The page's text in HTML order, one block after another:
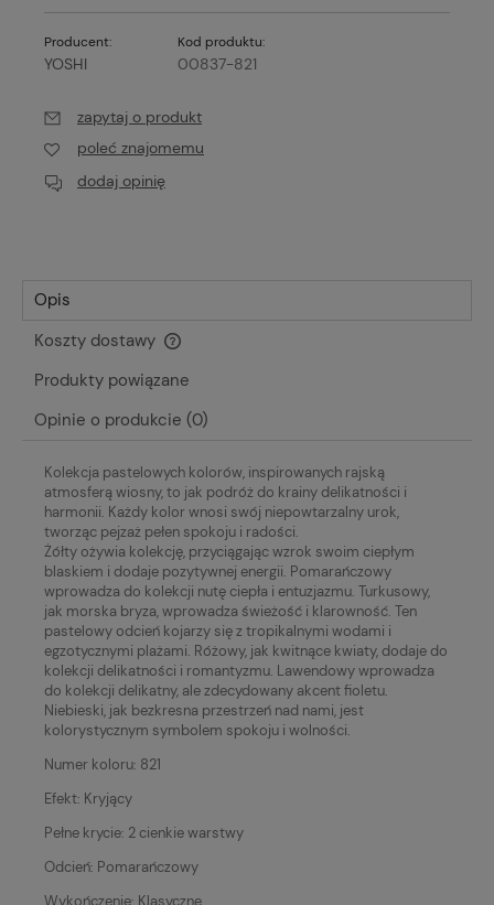
Producent:
YOSHI
Kod produktu:
00837-821
zapytaj o produkt
poleć znajomemu
dodaj opinię
Opis
Koszty dostawy
Cena nie zawiera ewentualnych kosztów płatności
Produkty powiązane
Opinie o produkcie (0)
Kolekcja pastelowych kolorów, inspirowanych rajską
atmosferą wiosny, to jak podróż do krainy delikatności i
harmonii. Każdy kolor wnosi swój niepowtarzalny urok,
tworząc pejzaż pełen spokoju i radości.
Żółty ożywia kolekcję, przyciągając wzrok swoim ciepłym
blaskiem i dodaje pozytywnej energii. Pomarańczowy
wprowadza do kolekcji nutę ciepła i entuzjazmu. Turkusowy,
jak morska bryza, wprowadza świeżość i klarowność. Ten
pastelowy odcień kojarzy się z tropikalnymi wodami i
egzotycznymi plażami. Różowy, jak kwitnące kwiaty, dodaje do
kolekcji delikatności i romantyzmu. Lawendowy wprowadza
do kolekcji delikatny, ale zdecydowany akcent fioletu.
Niebieski, jak bezkresna przestrzeń nad nami, jest
kolorystycznym symbolem spokoju i wolności.
Numer koloru: 821
Efekt: Kryjący
Pełne krycie: 2 cienkie warstwy
Odcień: Pomarańczowy
Wykończenie: Klasyczne